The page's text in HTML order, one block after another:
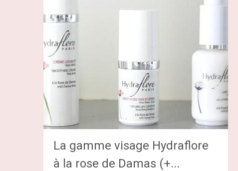
La gamme visage Hydraflore
à la rose de Damas (+...